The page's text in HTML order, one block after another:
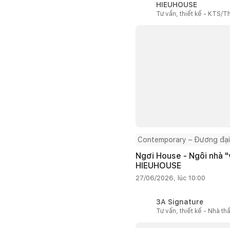
HIEUHOUSE
Tư vấn, thiết kế - KTS/
Contemporary – Đương đại
Ngơi House - Ngôi
HIEUHOUSE
27/06/2026, lúc 10:00
3A Signature
Tư vấn, thiết kế - Nhà